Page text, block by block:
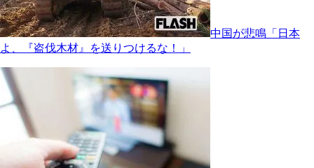
中国が悲鳴「日本
よ、『盗伐木材』を送りつけるな！」